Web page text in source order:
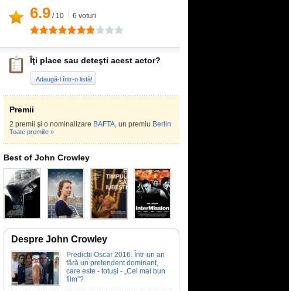
6.9 / 10 6 voturi
Îţi place sau deteşti acest actor?
Adaugă-l într-o listă!
Premii
2 premii şi o nominalizare BAFTA, un premiu Berlin
Toate premiile »
Best of John Crowley
Despre John Crowley
Predicții Oscar 2016. Într-un an
fără un pretendent dominant,
care este - totuși - „Cel mai bun
film”?